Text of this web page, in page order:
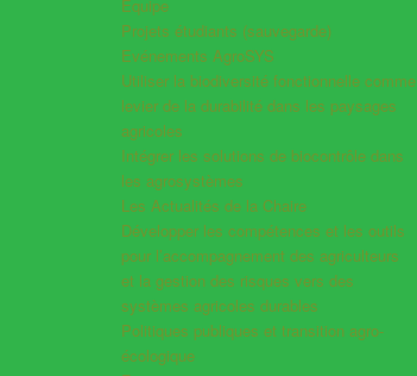
Equipe
Projets étudiants (sauvegarde)
Evénements AgroSYS
Utiliser la biodiversité fonctionnelle comme
levier de la durabilité dans les paysages
agricoles
Intégrer les solutions de biocontrôle dans
les agrosystèmes
Les Actualités de la Chaire
Développer les compétences et les outils
pour l’accompagnement des agriculteurs
et la gestion des risques vers des
systèmes agricoles durables
Politiques publiques et transition agro-
écologique